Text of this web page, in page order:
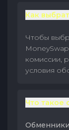
Как
Чтобы
комиссии,
условия
Что такое